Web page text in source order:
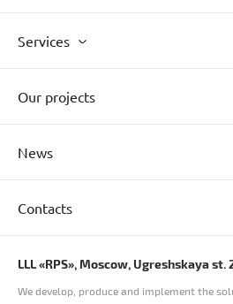
Services
Our projects
News
Contacts
LLL «RPS», Moscow, Ugreshskaya st.
We develop, produce and implement the